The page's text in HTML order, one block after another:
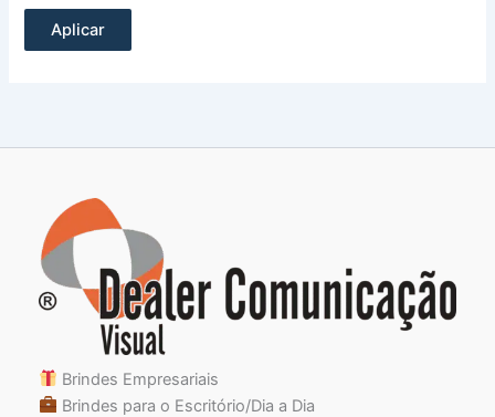
Aplicar
Brindes Empresariais
Brindes para o Escritório/Dia a Dia